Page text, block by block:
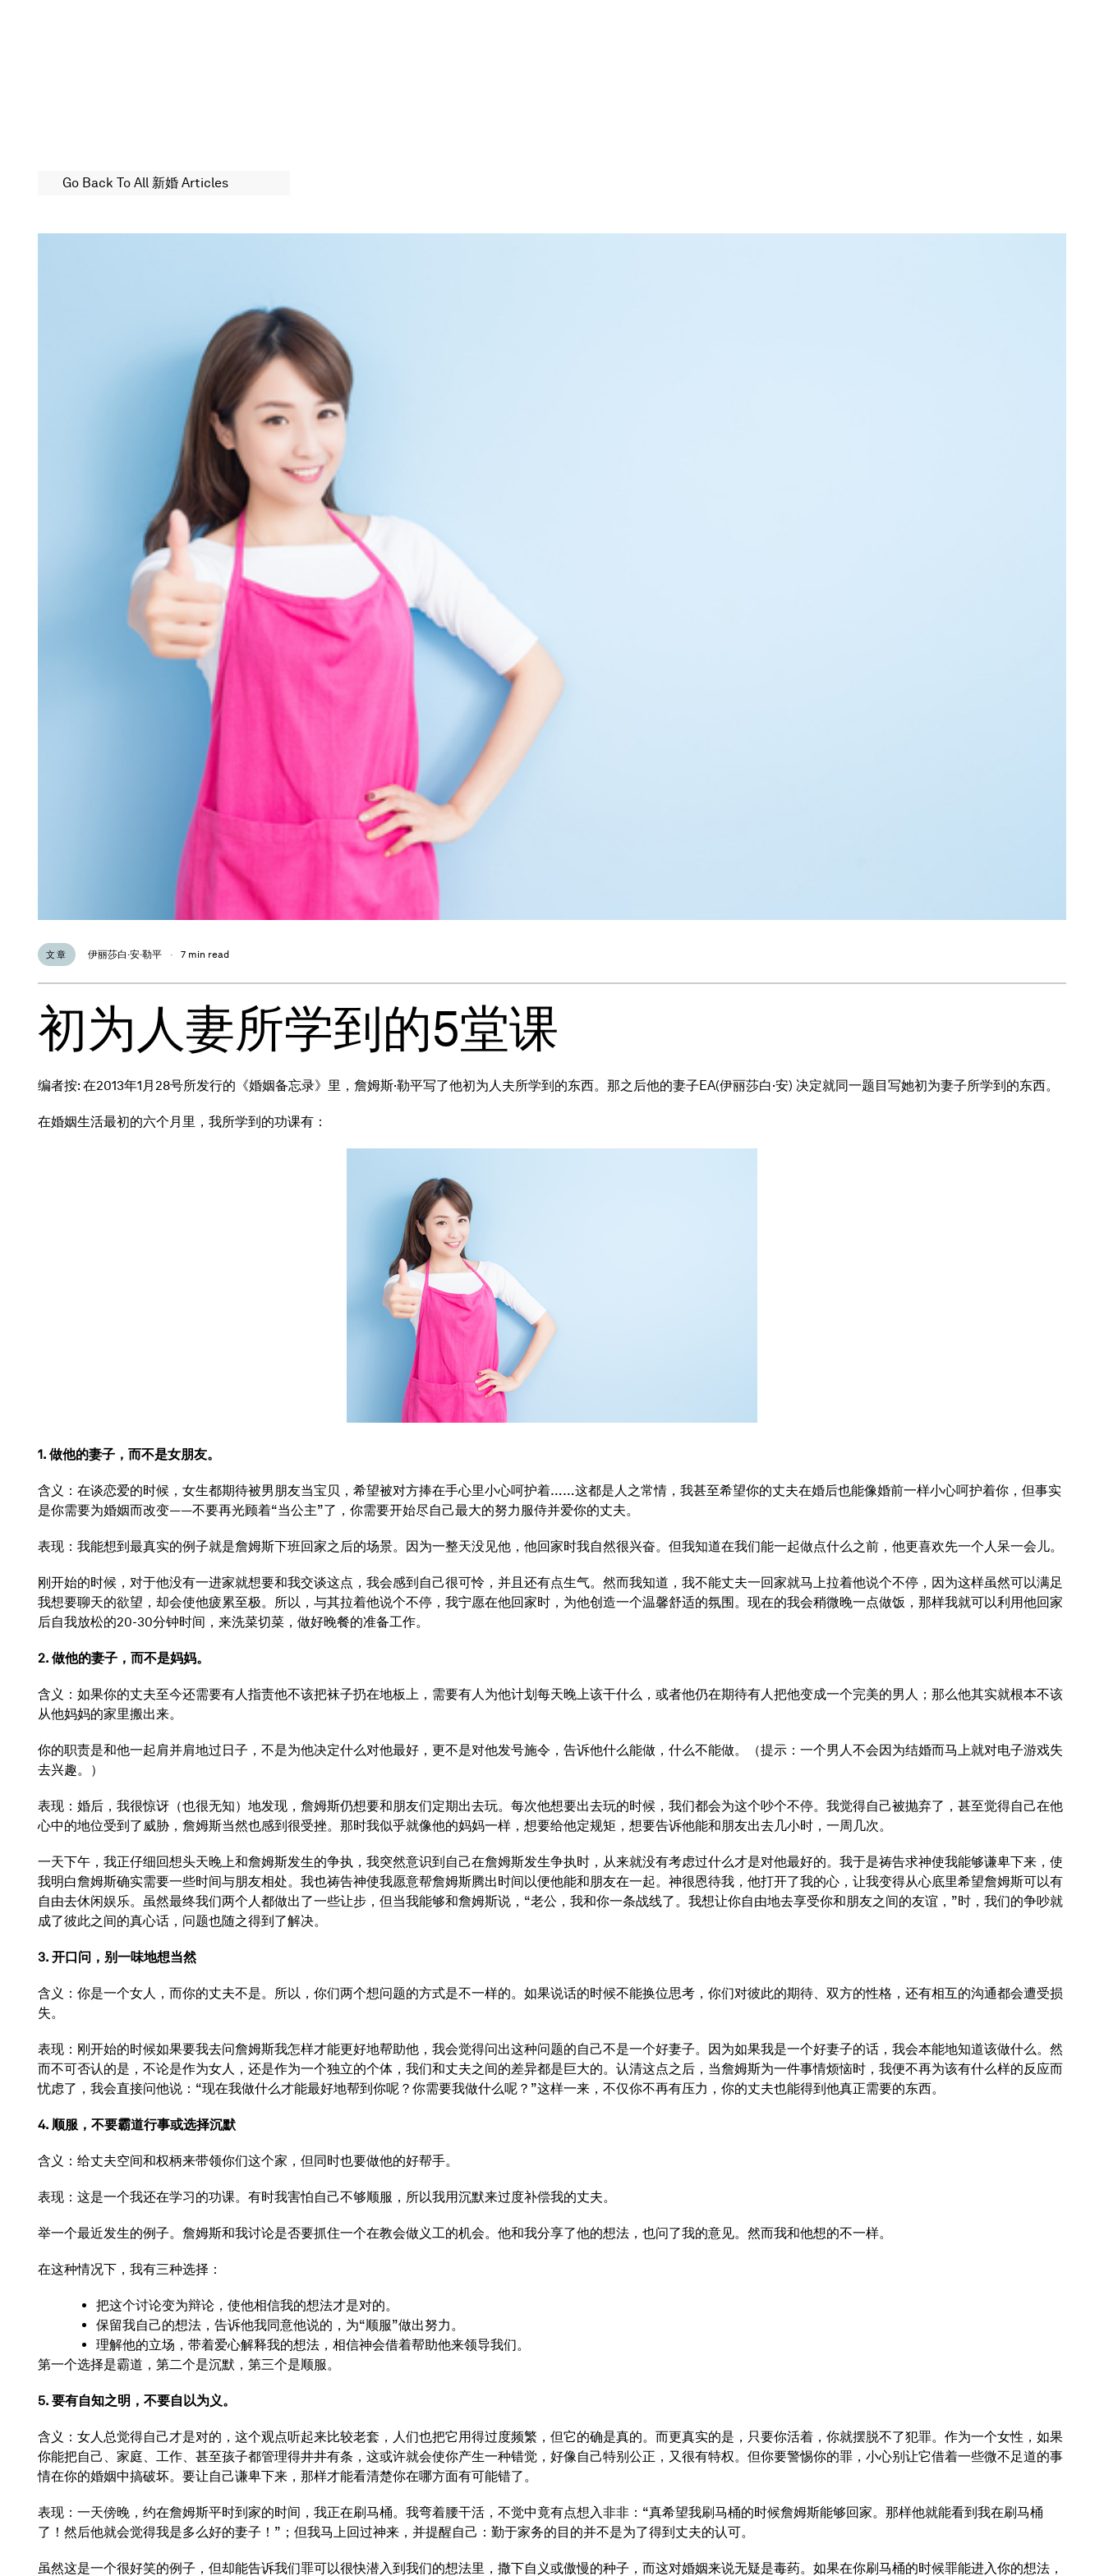
Go Back To All 新婚 Articles
文章 伊丽莎白·安·勒平 · 7 min read
初为人妻所学到的5堂课
编者按: 在2013年1月28号所发行的《婚姻备忘录》里，詹姆斯·勒平写了他初为人夫所学到的东西。那之后他的妻子EA(伊丽莎白·安) 决定就同一题目写她初为妻子所学到的东西。
在婚姻生活最初的六个月里，我所学到的功课有：
1. 做他的妻子，而不是女朋友。
含义：在谈恋爱的时候，女生都期待被男朋友当宝贝，希望被对方捧在手心里小心呵护着……这都是人之常情，我甚至希望你的丈夫在婚后也能像婚前一样小心呵护着你，但事实
是你需要为婚姻而改变——不要再光顾着“当公主”了，你需要开始尽自己最大的努力服侍并爱你的丈夫。
表现：我能想到最真实的例子就是詹姆斯下班回家之后的场景。因为一整天没见他，他回家时我自然很兴奋。但我知道在我们能一起做点什么之前，他更喜欢先一个人呆一会儿。
刚开始的时候，对于他没有一进家就想要和我交谈这点，我会感到自己很可怜，并且还有点生气。然而我知道，我不能丈夫一回家就马上拉着他说个不停，因为这样虽然可以满足
我想要聊天的欲望，却会使他疲累至极。所以，与其拉着他说个不停，我宁愿在他回家时，为他创造一个温馨舒适的氛围。现在的我会稍微晚一点做饭，那样我就可以利用他回家
后自我放松的20-30分钟时间，来洗菜切菜，做好晚餐的准备工作。
2. 做他的妻子，而不是妈妈。
含义：如果你的丈夫至今还需要有人指责他不该把袜子扔在地板上，需要有人为他计划每天晚上该干什么，或者他仍在期待有人把他变成一个完美的男人；那么他其实就根本不该
从他妈妈的家里搬出来。
你的职责是和他一起肩并肩地过日子，不是为他决定什么对他最好，更不是对他发号施令，告诉他什么能做，什么不能做。（提示：一个男人不会因为结婚而马上就对电子游戏失
去兴趣。）
表现：婚后，我很惊讶（也很无知）地发现，詹姆斯仍想要和朋友们定期出去玩。每次他想要出去玩的时候，我们都会为这个吵个不停。我觉得自己被抛弃了，甚至觉得自己在他
心中的地位受到了威胁，詹姆斯当然也感到很受挫。那时我似乎就像他的妈妈一样，想要给他定规矩，想要告诉他能和朋友出去几小时，一周几次。
一天下午，我正仔细回想头天晚上和詹姆斯发生的争执，我突然意识到自己在詹姆斯发生争执时，从来就没有考虑过什么才是对他最好的。我于是祷告求神使我能够谦卑下来，使
我明白詹姆斯确实需要一些时间与朋友相处。我也祷告神使我愿意帮詹姆斯腾出时间以便他能和朋友在一起。神很恩待我，他打开了我的心，让我变得从心底里希望詹姆斯可以有
自由去休闲娱乐。虽然最终我们两个人都做出了一些让步，但当我能够和詹姆斯说，“老公，我和你一条战线了。我想让你自由地去享受你和朋友之间的友谊，”时，我们的争吵就
成了彼此之间的真心话，问题也随之得到了解决。
3. 开口问，别一味地想当然
含义：你是一个女人，而你的丈夫不是。所以，你们两个想问题的方式是不一样的。如果说话的时候不能换位思考，你们对彼此的期待、双方的性格，还有相互的沟通都会遭受损
失。
表现：刚开始的时候如果要我去问詹姆斯我怎样才能更好地帮助他，我会觉得问出这种问题的自己不是一个好妻子。因为如果我是一个好妻子的话，我会本能地知道该做什么。然
而不可否认的是，不论是作为女人，还是作为一个独立的个体，我们和丈夫之间的差异都是巨大的。认清这点之后，当詹姆斯为一件事情烦恼时，我便不再为该有什么样的反应而
忧虑了，我会直接问他说：“现在我做什么才能最好地帮到你呢？你需要我做什么呢？”这样一来，不仅你不再有压力，你的丈夫也能得到他真正需要的东西。
4. 顺服，不要霸道行事或选择沉默
含义：给丈夫空间和权柄来带领你们这个家，但同时也要做他的好帮手。
表现：这是一个我还在学习的功课。有时我害怕自己不够顺服，所以我用沉默来过度补偿我的丈夫。
举一个最近发生的例子。詹姆斯和我讨论是否要抓住一个在教会做义工的机会。他和我分享了他的想法，也问了我的意见。然而我和他想的不一样。
在这种情况下，我有三种选择：
把这个讨论变为辩论，使他相信我的想法才是对的。
保留我自己的想法，告诉他我同意他说的，为“顺服”做出努力。
理解他的立场，带着爱心解释我的想法，相信神会借着帮助他来领导我们。
第一个选择是霸道，第二个是沉默，第三个是顺服。
5. 要有自知之明，不要自以为义。
含义：女人总觉得自己才是对的，这个观点听起来比较老套，人们也把它用得过度频繁，但它的确是真的。而更真实的是，只要你活着，你就摆脱不了犯罪。作为一个女性，如果
你能把自己、家庭、工作、甚至孩子都管理得井井有条，这或许就会使你产生一种错觉，好像自己特别公正，又很有特权。但你要警惕你的罪，小心别让它借着一些微不足道的事
情在你的婚姻中搞破坏。要让自己谦卑下来，那样才能看清楚你在哪方面有可能错了。
表现：一天傍晚，约在詹姆斯平时到家的时间，我正在刷马桶。我弯着腰干活，不觉中竟有点想入非非：“真希望我刷马桶的时候詹姆斯能够回家。那样他就能看到我在刷马桶
了！然后他就会觉得我是多么好的妻子！”；但我马上回过神来，并提醒自己：勤于家务的目的并不是为了得到丈夫的认可。
虽然这是一个很好笑的例子，但却能告诉我们罪可以很快潜入到我们的想法里，撒下自义或傲慢的种子，而这对婚姻来说无疑是毒药。如果在你刷马桶的时候罪能进入你的想法，